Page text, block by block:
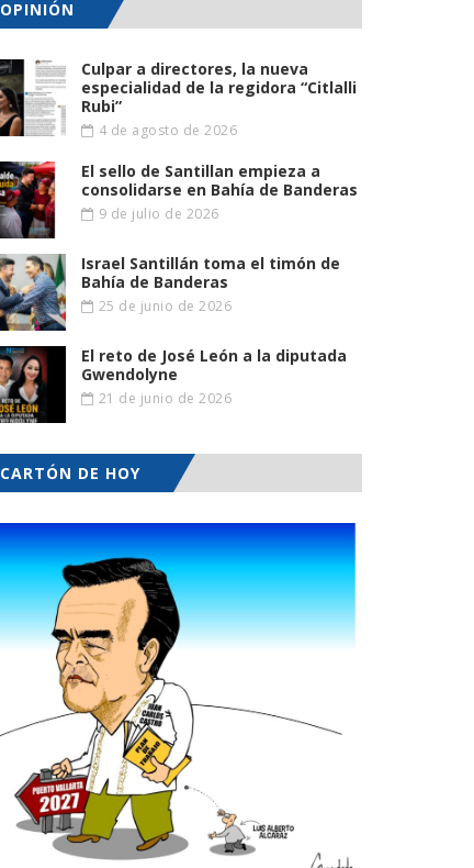
OPINIÓN
Culpar a directores, la nueva
especialidad de la regidora “Citlalli
Rubi”
4 de agosto de 2026
El sello de Santillan empieza a
consolidarse en Bahía de Banderas
9 de julio de 2026
Israel Santillán toma el timón de
Bahía de Banderas
25 de junio de 2026
El reto de José León a la diputada
Gwendolyne
21 de junio de 2026
CARTÓN DE HOY